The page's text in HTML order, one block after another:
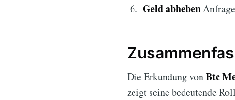
Geld abheben
Die Erkundung vonBtc
zeigt seine bedeutende